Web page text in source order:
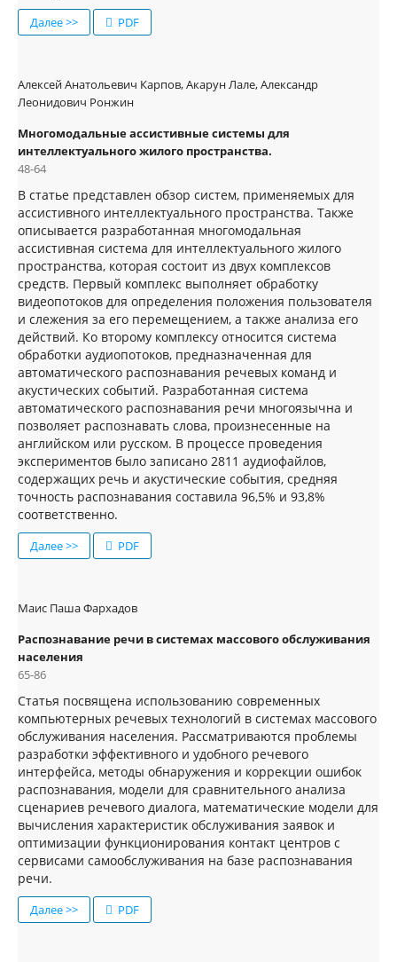
Далее >> PDF
Алексей Анатольевич Карпов, Акарун Лале, Александр
Леонидович Ронжин
Многомодальные ассистивные системы для
интеллектуального жилого пространства.
48-64
В статье представлен обзор систем, применяемых для
ассистивного интеллектуального пространства. Также
описывается разработанная многомодальная
ассистивная система для интеллектуального жилого
пространства, которая состоит из двух комплексов
средств. Первый комплекс выполняет обработку
видеопотоков для определения положения пользователя
и слежения за его перемещением, а также анализа его
действий. Ко второму комплексу относится система
обработки аудиопотоков, предназначенная для
автоматического распознавания речевых команд и
акустических событий. Разработанная система
автоматического распознавания речи многоязычна и
позволяет распознавать слова, произнесенные на
английском или русском. В процессе проведения
экспериментов было записано 2811 аудиофайлов,
содержащих речь и акустические события, средняя
точность распознавания составила 96,5% и 93,8%
соответственно.
Далее >> PDF
Маис Паша Фархадов
Распознавание речи в системах массового обслуживания
населения
65-86
Статья посвящена использованию современных
компьютерных речевых технологий в системах массового
обслуживания населения. Рассматриваются проблемы
разработки эффективного и удобного речевого
интерфейса, методы обнаружения и коррекции ошибок
распознавания, модели для сравнительного анализа
сценариев речевого диалога, математические модели для
вычисления характеристик обслуживания заявок и
оптимизации функционирования контакт центров с
сервисами самообслуживания на базе распознавания
речи.
Далее >> PDF